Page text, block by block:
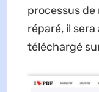
processus
réparé, il
téléchargé